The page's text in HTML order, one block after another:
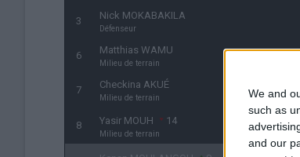
We and
such as
and our
3 Nick MOKABAKILA
Défenseur
6 Matthias WAMU
Milieu de terrain
7 Checkina AKUÉ
Milieu de terrain
8 Yasir MOUH 14
Milieu de terrain